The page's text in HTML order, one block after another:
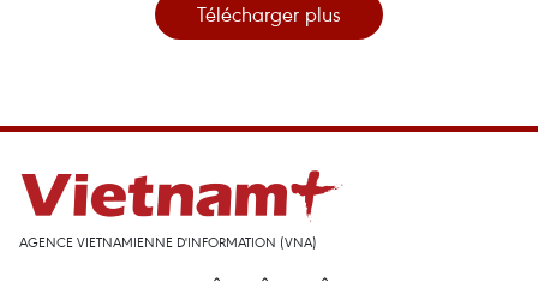
Télécharger plus
AGENCE VIETNAMIENNE D'INFORMATION (VNA)